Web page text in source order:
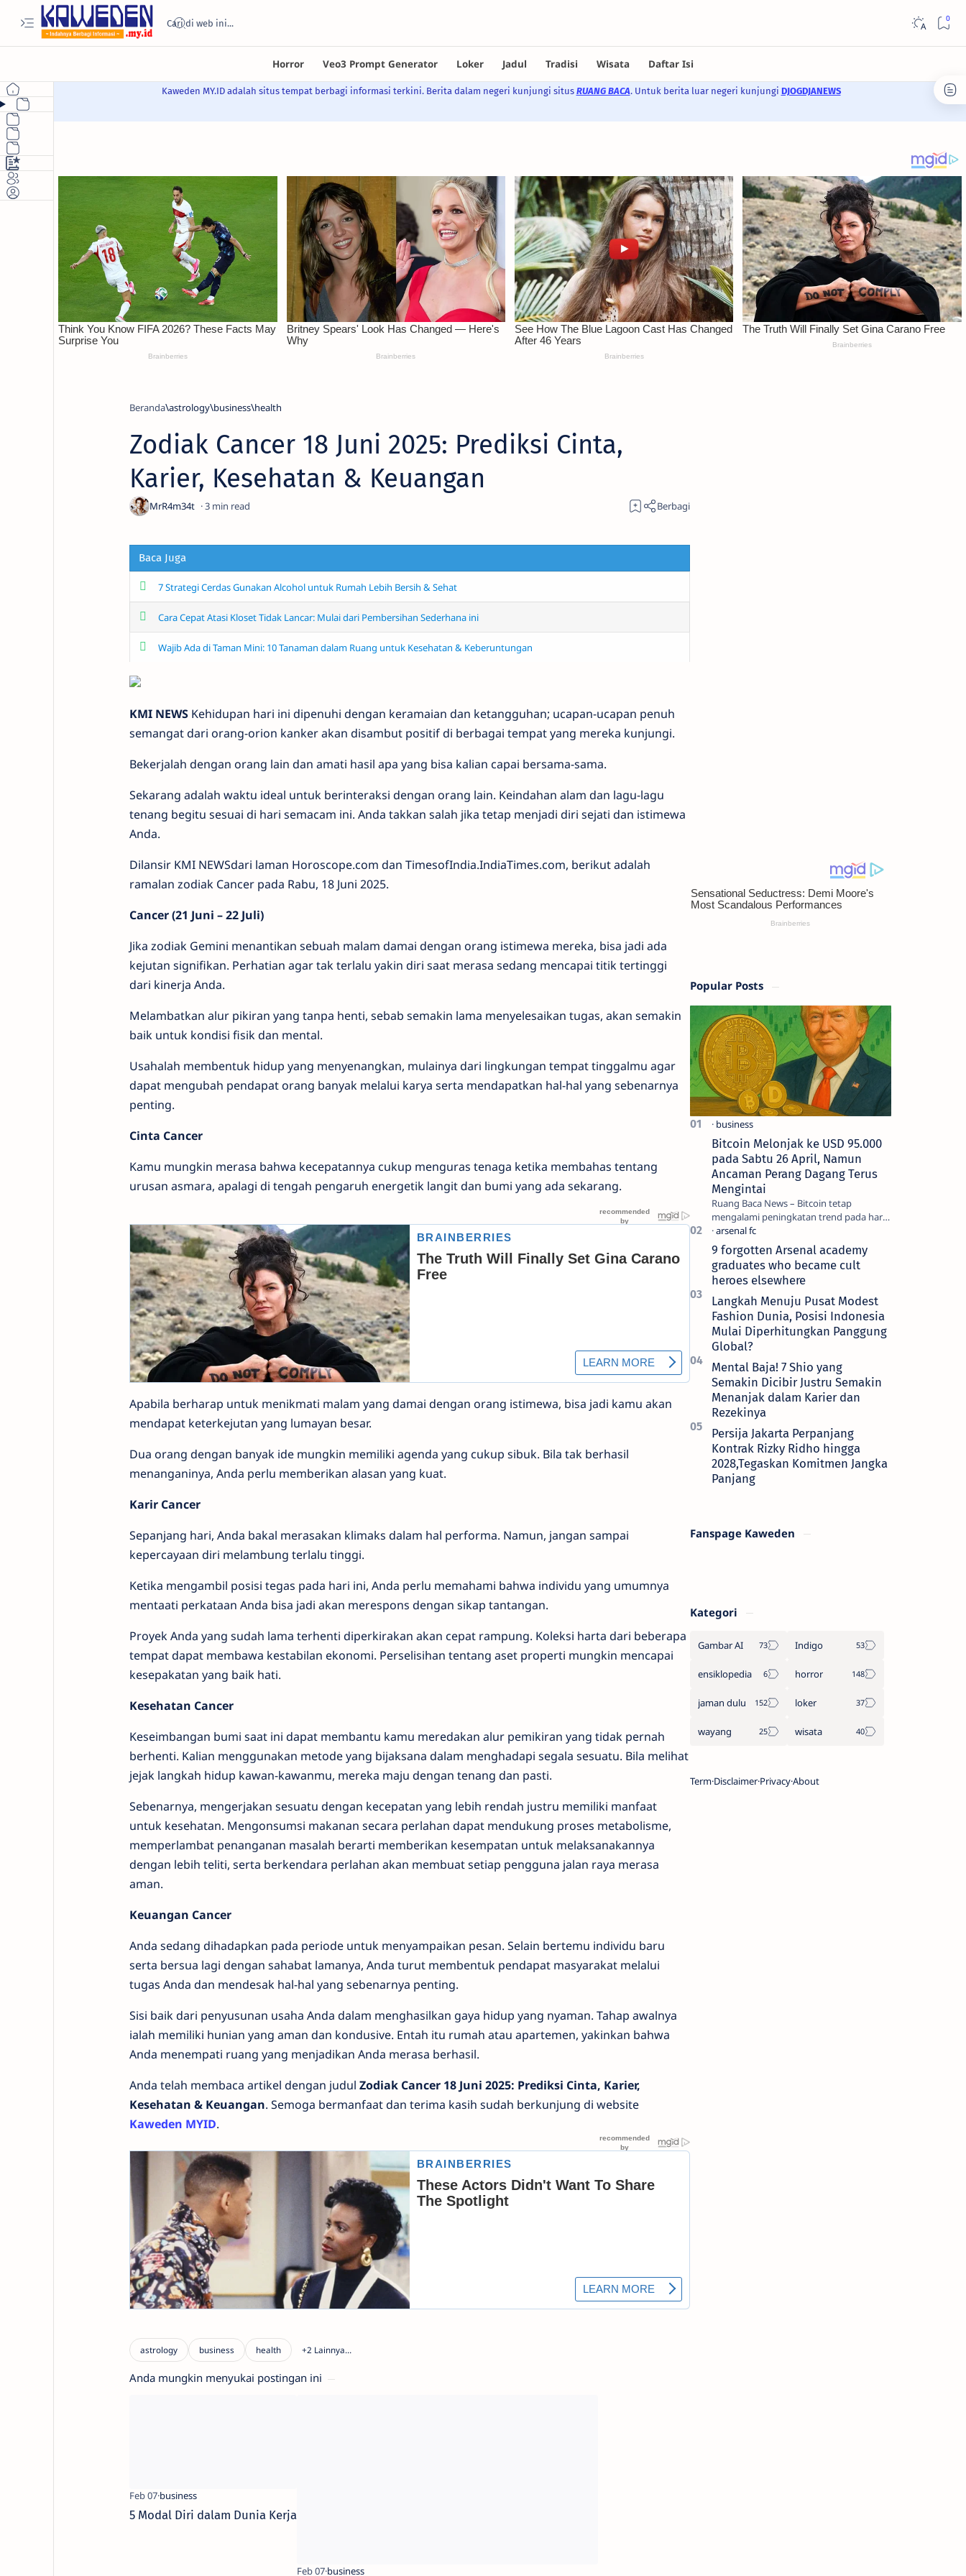
Kaweden MY.ID adalah situs tempat berbagi informasi terkini. Berita dalam negeri kunjungi situs RUANG BACA. Untuk berita luar negeri kunjungi DJOGDJANEWS
Beranda astrology business health
Zodiak Cancer 18 Juni 2025: Prediksi Cinta,
Karier, Kesehatan & Keuangan
3
Baca Juga
7 Strategi Cerdas Gunakan Alcohol untuk Rumah Lebih Bersih & Sehat
Cara Cepat Atasi Kloset Tidak Lancar: Mulai dari Pembersihan Sederhana ini
Wajib Ada di Taman Mini: 10 Tanaman dalam Ruang untuk Kesehatan & Keberuntungan
KMI NEWS Kehidupan hari ini dipenuhi dengan keramaian dan ketangguhan; ucapan-ucapan penuh
semangat dari orang-orion kanker akan disambut positif di berbagai tempat yang mereka kunjungi.
Bekerjalah dengan orang lain dan amati hasil apa yang bisa kalian capai bersama-sama.
Sekarang adalah waktu ideal untuk berinteraksi dengan orang lain. Keindahan alam dan lagu-lagu
tenang begitu sesuai di hari semacam ini. Anda takkan salah jika tetap menjadi diri sejati dan istimewa
Anda.
Dilansir KMI NEWSdari laman Horoscope.com dan TimesofIndia.IndiaTimes.com, berikut adalah
ramalan zodiak Cancer pada Rabu, 18 Juni 2025.
Cancer (21 Juni – 22 Juli)
Jika zodiak Gemini menantikan sebuah malam damai dengan orang istimewa mereka, bisa jadi ada
kejutan signifikan. Perhatian agar tak terlalu yakin diri saat merasa sedang mencapai titik tertinggi
dari kinerja Anda.
Melambatkan alur pikiran yang tanpa henti, sebab semakin lama menyelesaikan tugas, akan semakin
baik untuk kondisi fisik dan mental.
Usahalah membentuk hidup yang menyenangkan, mulainya dari lingkungan tempat tinggalmu agar
dapat mengubah pendapat orang banyak melalui karya serta mendapatkan hal-hal yang sebenarnya
penting.
Cinta Cancer
Kamu mungkin merasa bahwa kecepatannya cukup menguras tenaga ketika membahas tentang
urusan asmara, apalagi di tengah pengaruh energetik langit dan bumi yang ada sekarang.
Apabila berharap untuk menikmati malam yang damai dengan orang istimewa, bisa jadi kamu akan
mendapat keterkejutan yang lumayan besar.
Dua orang dengan banyak ide mungkin memiliki agenda yang cukup sibuk. Bila tak berhasil
menanganinya, Anda perlu memberikan alasan yang kuat.
Karir Cancer
Sepanjang hari, Anda bakal merasakan klimaks dalam hal performa. Namun, jangan sampai
kepercayaan diri melambung terlalu tinggi.
Ketika mengambil posisi tegas pada hari ini, Anda perlu memahami bahwa individu yang umumnya
mentaati perkataan Anda bisa jadi akan merespons dengan sikap tantangan.
Proyek Anda yang sudah lama terhenti diperkirakan akan cepat rampung. Koleksi harta dari beberapa
tempat dapat membawa kestabilan ekonomi. Perselisihan tentang aset properti mungkin mencapai
kesepakatan yang baik hati.
Kesehatan Cancer
Keseimbangan bumi saat ini dapat membantu kamu meredakan alur pemikiran yang tidak pernah
berhenti. Kalian menggunakan metode yang bijaksana dalam menghadapi segala sesuatu. Bila melihat
jejak langkah hidup kawan-kawanmu, mereka maju dengan tenang dan pasti.
Sebenarnya, mengerjakan sesuatu dengan kecepatan yang lebih rendah justru memiliki manfaat
untuk kesehatan. Mengonsumsi makanan secara perlahan dapat mendukung proses metabolisme,
memperlambat penanganan masalah berarti memberikan kesempatan untuk melaksanakannya
dengan lebih teliti, serta berkendara perlahan akan membuat setiap pengguna jalan raya merasa
aman.
Keuangan Cancer
Anda sedang dihadapkan pada periode untuk menyampaikan pesan. Selain bertemu individu baru
serta bersua lagi dengan sahabat lamanya, Anda turut membentuk pendapat masyarakat melalui
tugas Anda dan mendesak hal-hal yang sebenarnya penting.
Sisi baik dari penyusunan usaha Anda dalam menghasilkan gaya hidup yang nyaman. Tahap awalnya
ialah memiliki hunian yang aman dan kondusive. Entah itu rumah atau apartemen, yakinkan bahwa
Anda menempati ruang yang menjadikan Anda merasa berhasil.
Anda telah membaca artikel dengan judul Zodiak Cancer 18 Juni 2025: Prediksi Cinta, Karier,
Kesehatan & Keuangan. Semoga bermanfaat dan terima kasih sudah berkunjung di website
Kaweden MYID.
Anda mungkin menyukai postingan ini
5 Modal Diri dalam Dunia Kerja
Popular Posts
Bitcoin Melonjak ke USD 95.000
pada Sabtu 26 April, Namun
Ancaman Perang Dagang Terus
Mengintai
Ruang Baca News – Bitcoin tetap
mengalami peningkatan trend pada hari
Jumat (25/4) dan hampir mencapai titik
tertingginya selama dua bulan b…
9 forgotten Arsenal academy
graduates who became cult
heroes elsewhere
Langkah Menuju Pusat Modest
Fashion Dunia, Posisi Indonesia
Mulai Diperhitungkan Panggung
Global?
Mental Baja! 7 Shio yang
Semakin Dicibir Justru Semakin
Menanjak dalam Karier dan
Rezekinya
Persija Jakarta Perpanjang
Kontrak Rizky Ridho hingga
2028,Tegaskan Komitmen Jangka
Panjang
Fanspage Kaweden
Kategori
Gambar AI Indigo
ensiklopedia horror
jaman dulu loker
wayang wisata
TermDisclaimerPrivacyAbout